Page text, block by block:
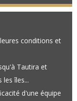
conditions et
Tautira et
îles...
d'une équipe